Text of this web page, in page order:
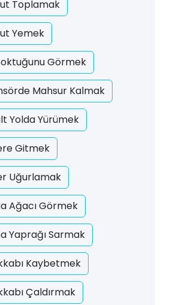
Toplamak
Yemek
Görmek
Mahsur Kalmak
Yolda Yürümek
Gitmek
Uğurlamak
Ağacı Görmek
Yaprağı Sarmak
Kaybetmek
Çaldırmak